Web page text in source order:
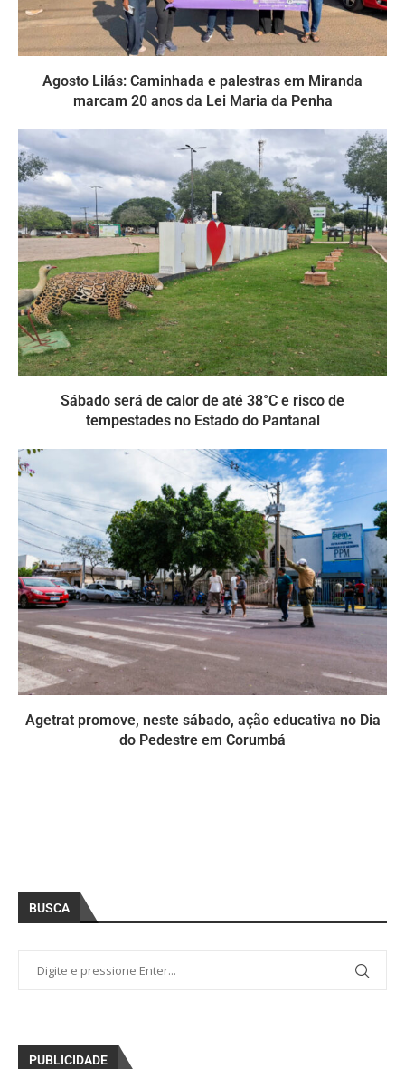
Agosto Lilás: Caminhada e palestras em Miranda
marcam 20 anos da Lei Maria da Penha
Sábado será de calor de até 38°C e risco de
tempestades no Estado do Pantanal
Agetrat promove, neste sábado, ação educativa no Dia
do Pedestre em Corumbá
BUSCA
PUBLICIDADE